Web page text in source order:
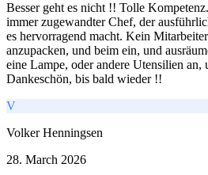
Besser geht es nicht !! Tolle
immer zugewandter Chef, der
es hervorragend macht. Kein
anzupacken, und beim ein, und
eine Lampe, oder andere Utensilien an,
Dankeschön, bis bald wieder !!
V
Volker Henningsen
28. March 2026